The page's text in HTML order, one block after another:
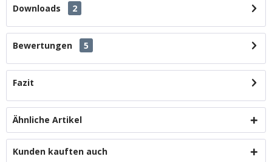
Downloads 2
Bewertungen 5
Fazit
Ähnliche Artikel
Kunden kauften auch